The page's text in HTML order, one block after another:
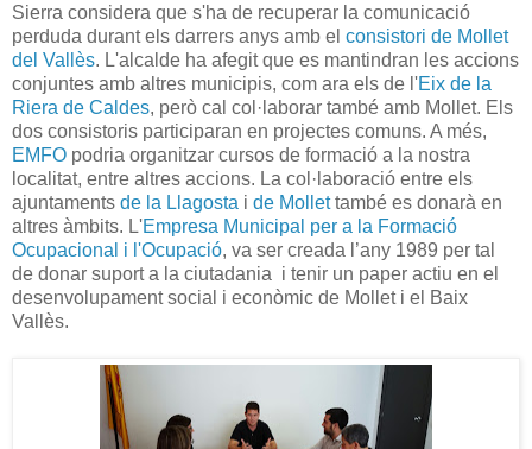
Sierra considera que s'ha de recuperar la comunicació
perduda durant els darrers anys amb el consistori de Mollet
del Vallès. L'alcalde ha afegit que es mantindran les accions
conjuntes amb altres municipis, com ara els de l'Eix de la
Riera de Caldes, però cal col·laborar també amb Mollet. Els
dos consistoris participaran en projectes comuns. A més,
EMFO podria organitzar cursos de formació a la nostra
localitat, entre altres accions. La col·laboració entre els
ajuntaments de la Llagosta i de Mollettambé es donarà en
altres àmbits. L'Empresa Municipal per a la Formació
Ocupacional i l'Ocupació, va ser creada l’any 1989 per tal
de donar suport a la ciutadania i tenir un paper actiu en el
desenvolupament social i econòmic de Mollet i el Baix
Vallès.